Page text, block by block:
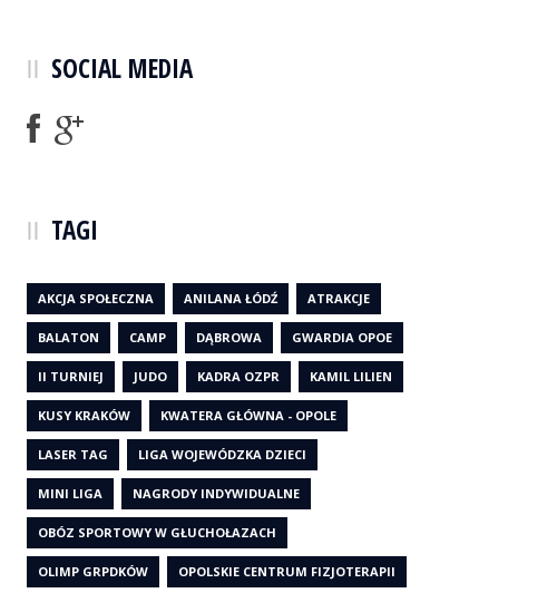
SOCIAL MEDIA
TAGI
AKCJA SPOŁECZNA ANILANA ŁÓDŹ ATRAKCJE
BALATON CAMP DĄBROWA GWARDIA OPOE
II TURNIEJ JUDO KADRA OZPR KAMIL LILIEN
KUSY KRAKÓW KWATERA GŁÓWNA - OPOLE
LASER TAG LIGA WOJEWÓDZKA DZIECI
MINI LIGA NAGRODY INDYWIDUALNE
OBÓZ SPORTOWY W GŁUCHOŁAZACH
OLIMP GRPDKÓW OPOLSKIE CENTRUM FIZJOTERAPII